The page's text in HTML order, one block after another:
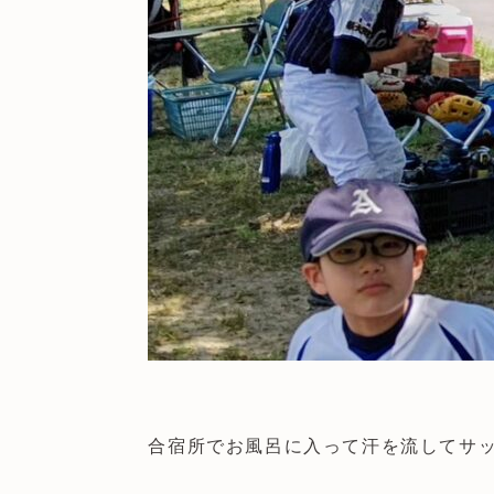
合宿所でお風呂に入って汗を流してサ